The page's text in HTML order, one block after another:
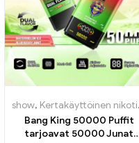
show, Kertakäyttöinen nikotiinia sisältävä sähkötupakka
Bang King 50000 Puffit
tarjoavat 50000 Junat